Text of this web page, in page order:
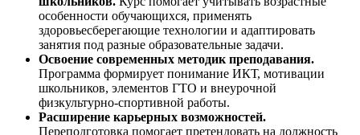
особенности обучающихся, применять
здоровьесберегающие технологии и адаптировать
занятия под разные образовательные задачи.
Освоение современных методик преподавания.
Программа формирует понимание ИКТ, мотивации
школьников, элементов ГТО и внеурочной
физкультурно-спортивной работы.
Расширение карьерных возможностей.
Переподготовка помогает претендовать на должность